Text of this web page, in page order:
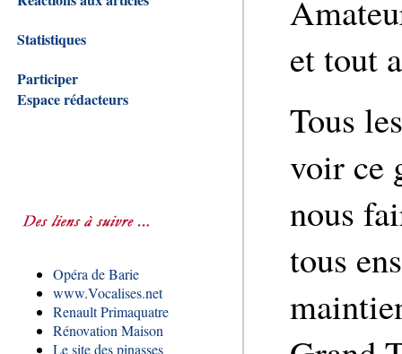
Statistiques
Participer
Espace rédacteurs
Opéra de Barie
www.Vocalises.net
Renault Primaquatre
Rénovation Maison
Le site des pinasses
et tout
Tous
voir ce
nous
tous